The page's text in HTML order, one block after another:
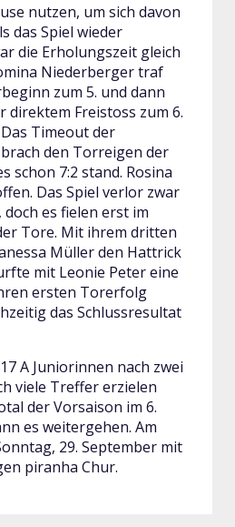
nutzen, um sich davon
das Spiel wieder
die Erholungszeit gleich
Niederberger traf
zum 5. und dann
direktem Freistoss zum 6.
Timeout der
den Torreigen der
schon 7:2 stand. Rosina
Das Spiel verlor zwar
es fielen erst im
Tore. Mit ihrem dritten
Müller den Hattrick
mit Leonie Peter eine
ersten Torerfolg
das Schlussresultat
A Juniorinnen nach zwei
viele Treffer erzielen
der Vorsaison im 6.
es weitergehen. Am
29. September mit
piranha Chur.